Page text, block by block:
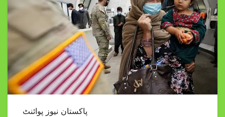
پاکستان نیوز پوائنٹ